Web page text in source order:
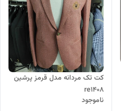
کت تک مردانه مدل قرمز پرشین
re1408
ناموجود